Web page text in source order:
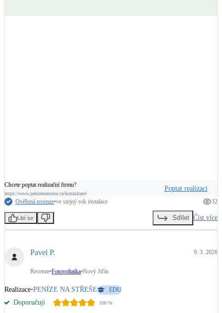
Chcete poptat realizační firmu?
https://www.penizenastrese.cz/konzultace/
Poptat realizaci
Ověřená recenze•ve stejný rok instalace 32
Libí se Sdílet Číst více
Pavel P. 9. 3. 2026
Recenze•Fotovoltaika•Nový Jičín
Realizace•PENÍZE NA STŘEŠE EDU
Doporučuji 100 %